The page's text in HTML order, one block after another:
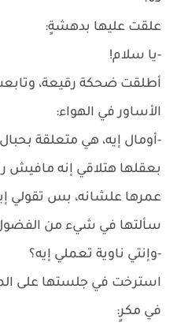
علقت عليها بدهشةٍ:
-يا سلام!
أطلقت ضحكة رقيعة،
الأساور في الهواء:
-أومال إيه، هي متعلقة
بعقلها هتلاقي إنه مافيش
عمرها علشانه، بس تقولي
سألتها في شيء من
-وإنتي ناوية تعملي إيه؟
استرخت في جلستها على
في مكرٍ: